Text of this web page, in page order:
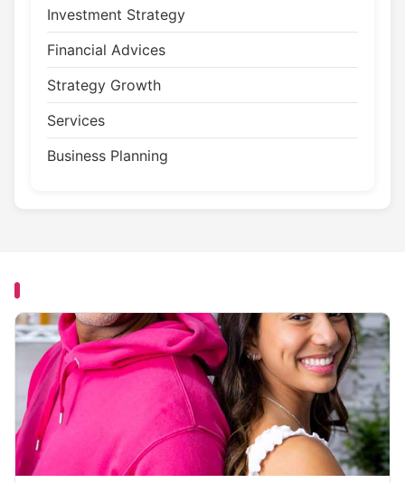
Investment Strategy
Financial Advices
Strategy Growth
Services
Business Planning